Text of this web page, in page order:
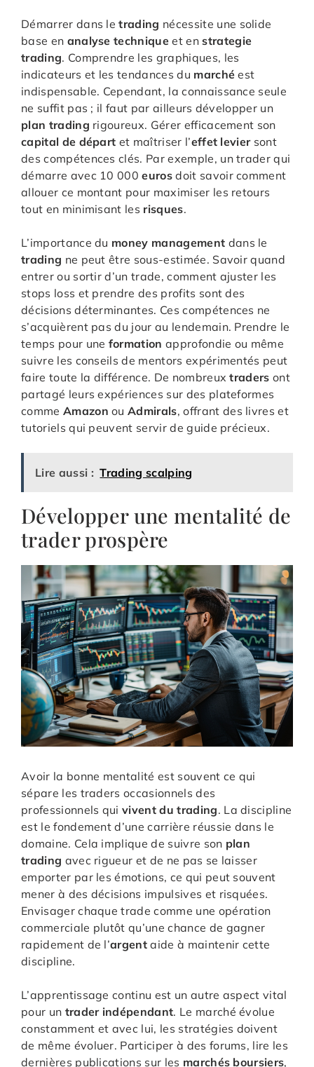
Démarrer dans letrading nécessite une solide
base en analyse technique et enstrategie
trading. Comprendre les graphiques, les
indicateurs et les tendances du marché est
indispensable. Cependant, la connaissance seule
ne suffit pas ; il faut par ailleurs développer un
plan trading rigoureux. Gérer efficacement son
capital de départ et maîtriser l’effet leviersont
des compétences clés. Par exemple, un trader qui
démarre avec 10 000euros doit savoir comment
allouer ce montant pour maximiser les retours
tout en minimisant les risques.
L’importance du money management dans le
trading ne peut être sous-estimée. Savoir quand
entrer ou sortir d’un trade, comment ajuster les
stops loss et prendre des profits sont des
décisions déterminantes. Ces compétences ne
s’acquièrent pas du jour au lendemain. Prendre le
temps pour une formation approfondie ou même
suivre les conseils de mentors expérimentés peut
faire toute la différence. De nombreuxtraders ont
partagé leurs expériences sur des plateformes
comme Amazon ouAdmirals, offrant des livres et
tutoriels qui peuvent servir de guide précieux.
Lire aussi : Trading scalping
Développer une mentalité de
trader prospère
Avoir la bonne mentalité est souvent ce qui
sépare les traders occasionnels des
professionnels quivivent du trading. La discipline
est le fondement d’une carrière réussie dans le
domaine. Cela implique de suivre son plan
trading avec rigueur et de ne pas se laisser
emporter par les émotions, ce qui peut souvent
mener à des décisions impulsives et risquées.
Envisager chaque trade comme une opération
commerciale plutôt qu’une chance de gagner
rapidement de l’argent aide à maintenir cette
discipline.
L’apprentissage continu est un autre aspect vital
pour un trader indépendant. Le marché évolue
constamment et avec lui, les stratégies doivent
de même évoluer. Participer à des forums, lire les
dernières publications sur les marchés boursiers,